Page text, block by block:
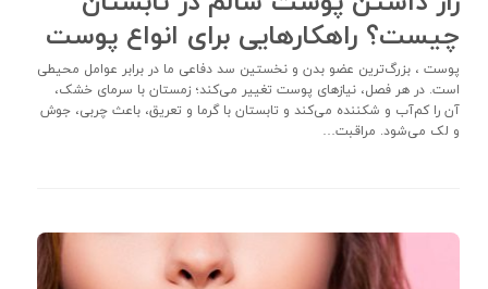
چیست؟ راهکارهایی برای انواع پوست
پوست ، بزرگ‌ترین عضو بدن و نخستین سد دفاعی ما در برابر عوامل محیطی
است. در هر فصل، نیازهای پوست تغییر می‌کند؛ زمستان با سرمای خشک،
آن را کم‌آب و شکننده می‌کند و تابستان با گرما و تعریق، باعث چربی، جوش
و لک می‌شود. مراقبت…